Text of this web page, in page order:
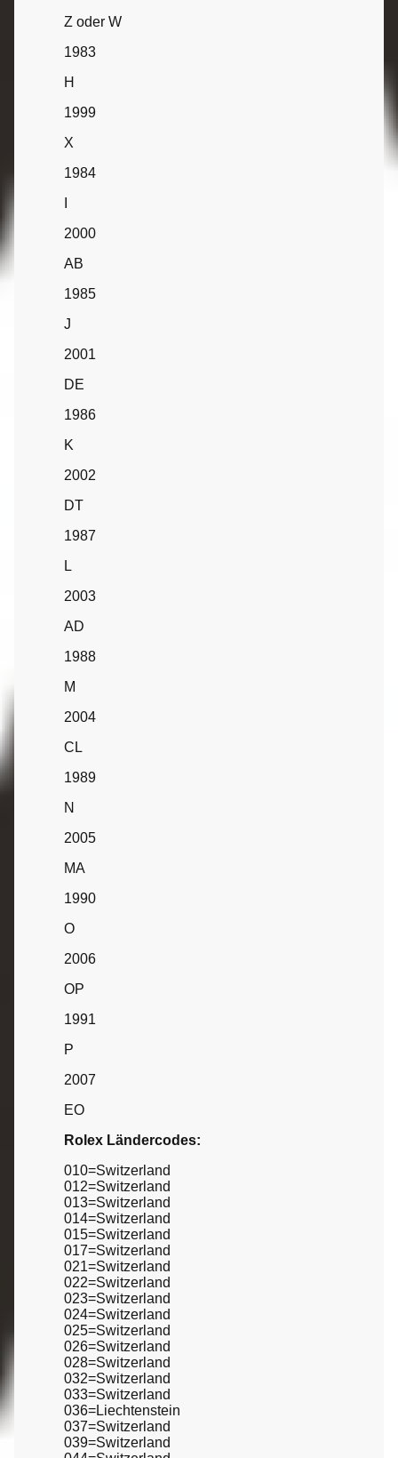
Z oder W
1983
H
1999
X
1984
2000
AB
1985
J
2001
DE
1986
K
2002
DT
1987
L
2003
AD
1988
M
2004
CL
1989
N
2005
MA
1990
O
2006
OP
1991
P
2007
EO
Rolex Ländercodes:
010=Switzerland
012=Switzerland
013=Switzerland
014=Switzerland
015=Switzerland
017=Switzerland
021=Switzerland
022=Switzerland
023=Switzerland
024=Switzerland
025=Switzerland
026=Switzerland
028=Switzerland
032=Switzerland
033=Switzerland
036=Liechtenstein
037=Switzerland
039=Switzerland